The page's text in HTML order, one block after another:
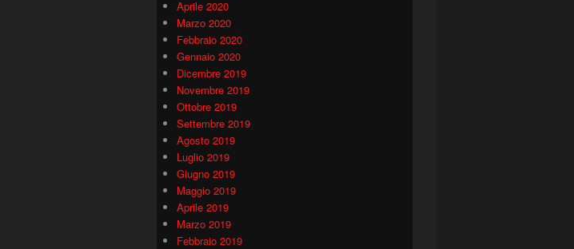
Aprile 2020
Marzo 2020
Febbraio 2020
Gennaio 2020
Dicembre 2019
Novembre 2019
Ottobre 2019
Settembre 2019
Agosto 2019
Luglio 2019
Giugno 2019
Maggio 2019
Aprile 2019
Marzo 2019
Febbraio 2019